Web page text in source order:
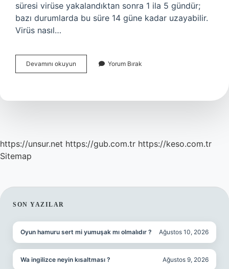
süresi virüse yakalandıktan sonra 1 ila 5 gündür;
bazı durumlarda bu süre 14 güne kadar uzayabilir.
Virüs nasıl…
Devamını okuyun
Virüsü
Ne
Yorum Bırak
https://unsur.net https://gub.com.tr https://keso.com.tr
Sitemap
SIDEBAR
SON YAZILAR
Oyun hamuru sert mi yumuşak mı olmalıdır ? Ağustos 10, 2026
Wa ingilizce neyin kısaltması ? Ağustos 9, 2026